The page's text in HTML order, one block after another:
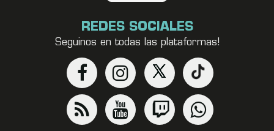
REDES SOCIALES
Seguinos en todas las plataformas!